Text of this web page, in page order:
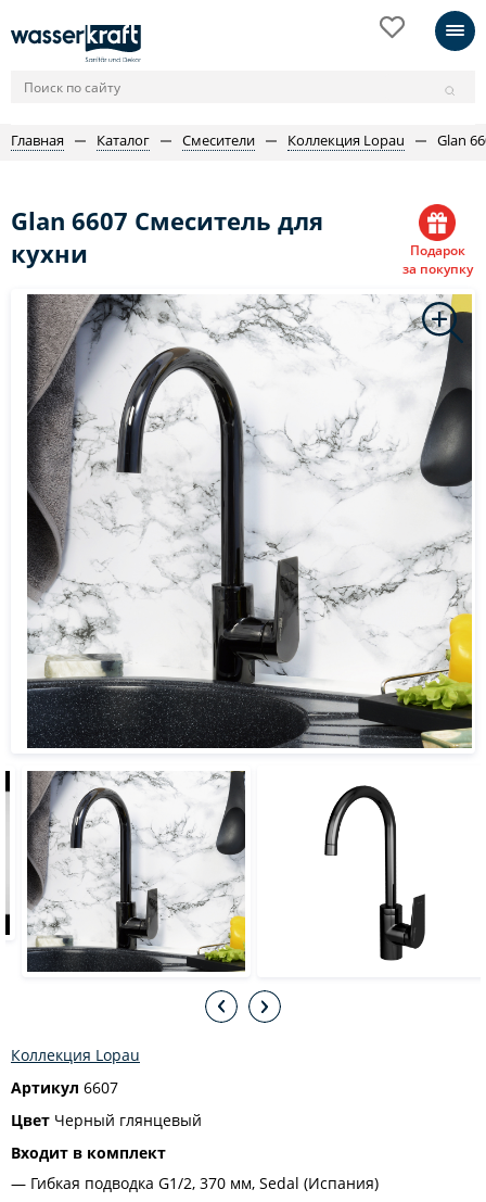
Главная Каталог Смесители Коллекция Lopau Glan
Glan 6607 Смеситель для
кухни
Подарок
за покупку
Коллекция Lopau
Артикул 6607
Цвет Черный глянцевый
Входит в комплект
Гибкая подводка G1/2, 370 мм, Sedal (Испания)